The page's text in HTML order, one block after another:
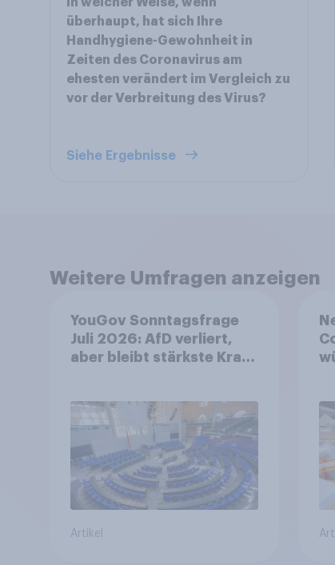
überhaupt, hat sich Ihre
Handhygiene-Gewohnheit in
Zeiten des Coronavirus am
ehesten verändert im Vergleich zu
vor der Verbreitung des Virus?
Siehe Ergebnisse
Weitere Umfragen anzeigen
YouGov Sonntagsfrage
Juli 2026: AfD verliert,
aber bleibt stärkste Kraft
Bevölkerung
Artikel